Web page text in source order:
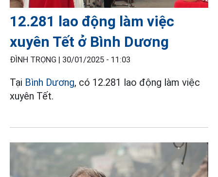
12.281 lao động làm việc
xuyên Tết ở Bình Dương
ĐÌNH TRỌNG | 30/01/2025 - 11:03
Tại Bình Dương, có 12.281 lao động làm việc
xuyên Tết.